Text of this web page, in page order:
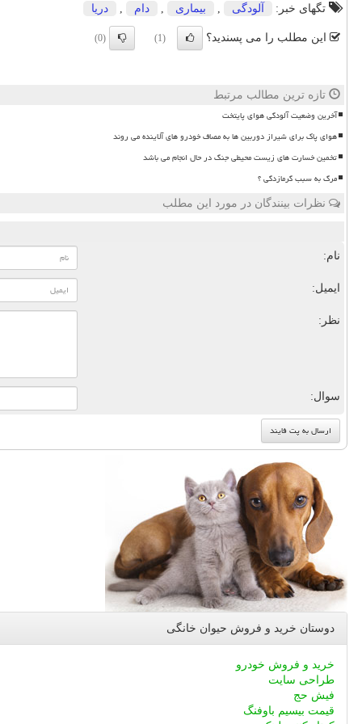
تگهای خبر:
آلودگی بیماری دام دریا
این مطلب را می پسندید؟ (1)
(0)
تازه ترین مطالب مرتبط
آخرین وضعیت آلودگی هوای پایتخت
هوای پاک برای شیراز دوربین ها به مصاف خودرو های آلاینده می روند
تخمین خسارت های زیست محیطی جنگ در حال انجام می باشد
مرگ به سبب گرمازدگی ؟
نظرات بینندگان در مورد این مطلب
نام:
ایمیل:
نظر:
سوال:
دوستان خرید و فروش حیوان خانگی
خرید و فروش خودرو
طراحی سایت
فیش حج
قیمت بیسیم باوفنگ